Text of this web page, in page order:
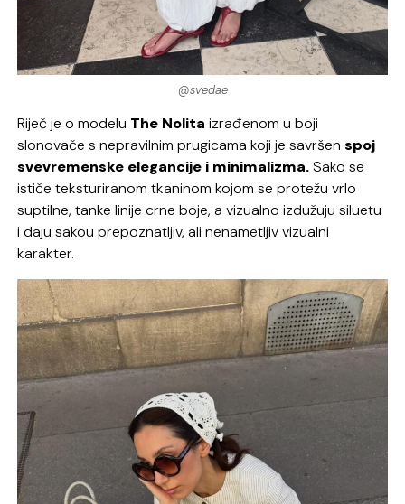
@svedae
Riječ je o modelu The Nolita izrađenom u boji
slonovače s nepravilnim prugicama koji je savršenspoj
svevremenske elegancije i minimalizma.Sako se
ističe teksturiranom tkaninom kojom se protežu vrlo
suptilne, tanke linije crne boje, a vizualno izdužuju siluetu
i daju sakou prepoznatljiv, ali nenametljiv vizualni
karakter.